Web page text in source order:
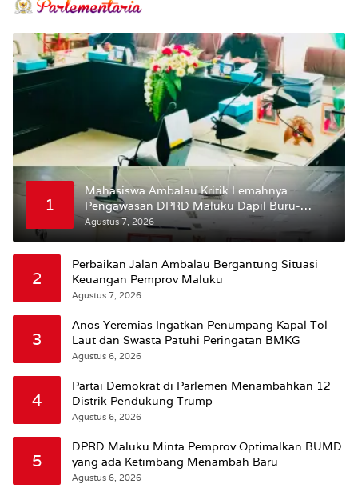
1
Mahasiswa Ambalau Kritik Lemahnya
Pengawasan DPRD Maluku Dapil Buru-
Bursel Terhadap Proses Perubahan Status
Agustus 7, 2026
2
Perbaikan Jalan Ambalau Bergantung Situasi
Keuangan Pemprov Maluku
Agustus 7, 2026
3
Anos Yeremias Ingatkan Penumpang Kapal Tol
Laut dan Swasta Patuhi Peringatan BMKG
Agustus 6, 2026
4
Partai Demokrat di Parlemen Menambahkan 12
Distrik Pendukung Trump
Agustus 6, 2026
5
DPRD Maluku Minta Pemprov Optimalkan BUMD
yang ada Ketimbang Menambah Baru
Agustus 6, 2026